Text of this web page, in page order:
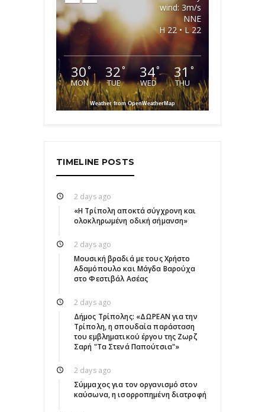
wind: 3m/s
NNE
H 22 • L 22
30°
MON
32°
TUE
34°
WED
31 °
THU
Weather from OpenWeatherMap
TIMELINE POSTS
2 days ago
«Η Τρίπολη αποκτά σύγχρονη και
ολοκληρωμένη οδική σήμανση»
2 days ago
Μουσική βραδιά με τους Χρήστο
Αδαμόπουλο και Μάγδα Βαρούχα
στο Φεστιβάλ Ασέας
2 days ago
Δήμος Τρίπολης: «ΔΩΡΕΑΝ για την
Τρίπολη, η σπουδαία παράσταση
του εμβληματικού έργου της Ζωρζ
Σαρή "Τα Στενά Παπούτσια"»
2 days ago
Σύμμαχος για τον οργανισμό στον
καύσωνα, η ισορροπημένη διατροφή